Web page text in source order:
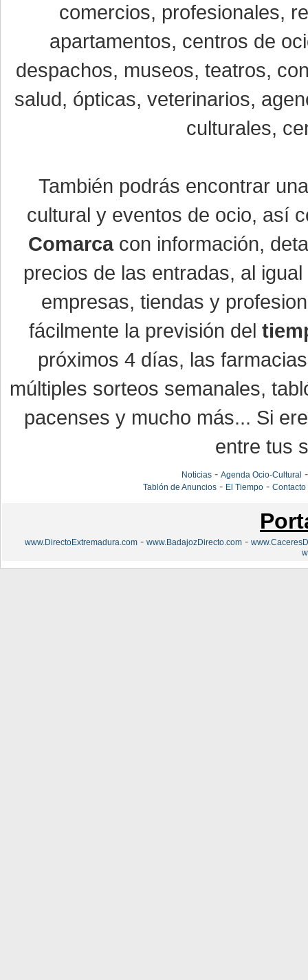
comercios, profesionales,
apartamentos, centros de
despachos, museos, teatros,
salud, ópticas, veterinarios,
culturales,
También podrás encontrar
cultural y eventos de ocio, así
Comarcacon información,
precios de las entradas, al
empresas, tiendas y
fácilmente la previsión del
próximos 4 días, las
múltiples sorteos semanales,
pacenses y mucho más... Si
entre tus
Noticias- Agenda Ocio-Cultural
Tablón de Anuncios- El Tiempo- Contacto
www.DirectoExtremadura.com - www.BadajozDirecto.com -